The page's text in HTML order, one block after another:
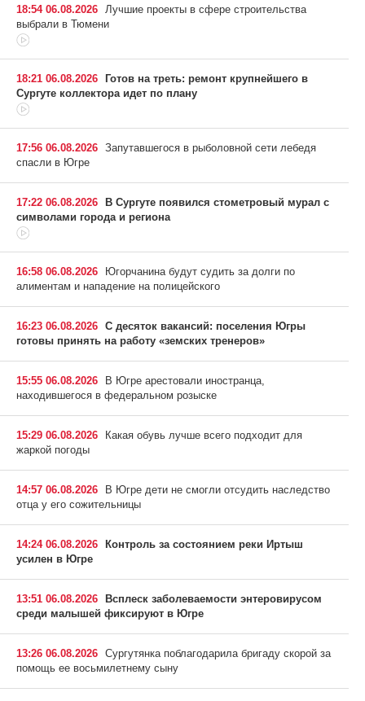
18:54 06.08.2026 Лучшие проекты в сфере строительства
выбрали в Тюмени
18:21 06.08.2026
Готов на треть: ремонт крупнейшего в
Сургуте коллектора идет по плану
17:56 06.08.2026 Запутавшегося в рыболовной сети лебедя
спасли в Югре
17:22 06.08.2026
В Сургуте появился стометровый мурал с
символами города и региона
16:58 06.08.2026
Югорчанина будут судить за долги по
алиментам и нападение на полицейского
16:23 06.08.2026 С десяток вакансий: поселения Югры
готовы принять на работу «земских тренеров»
15:55 06.08.2026
В Югре арестовали иностранца,
находившегося в федеральном розыске
15:29 06.08.2026
Какая обувь лучше всего подходит для
жаркой погоды
14:57 06.08.2026
В Югре дети не смогли отсудить наследство
отца у его сожительницы
14:24 06.08.2026
Контроль за состоянием реки Иртыш
усилен в Югре
13:51 06.08.2026
Всплеск заболеваемости энтеровирусом
среди малышей фиксируют в Югре
13:26 06.08.2026 Сургутянка поблагодарила бригаду скорой за
помощь ее восьмилетнему сыну